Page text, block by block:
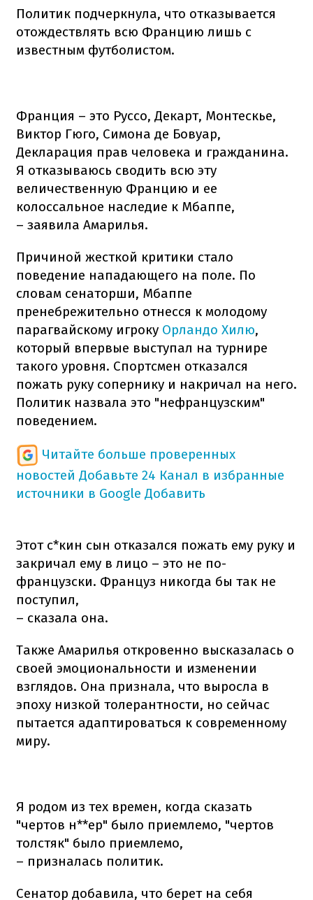
Политик подчеркнула, что отказывается
отождествлять всю Францию лишь с
известным футболистом.
Франция – это Руссо, Декарт, Монтескье,
Виктор Гюго, Симона де Бовуар,
Декларация прав человека и гражданина.
Я отказываюсь сводить всю эту
величественную Францию и ее
колоссальное наследие к Мбаппе,
– заявила Амарилья.
Причиной жесткой критики стало
поведение нападающего на поле. По
словам сенаторши, Мбаппе
пренебрежительно отнесся к молодому
парагвайскому игроку Орландо Хилю,
который впервые выступал на турнире
такого уровня. Спортсмен отказался
пожать руку сопернику и накричал на него.
Политик назвала это "нефранцузским"
поведением.
Читайте больше проверенных
новостей Добавьте 24 Канал в избранные
источники в Google Добавить
Этот с*кин сын отказался пожать ему руку и
закричал ему в лицо – это не по-
французски. Француз никогда бы так не
поступил,
– сказала она.
Также Амарилья откровенно высказалась о
своей эмоциональности и изменении
взглядов. Она признала, что выросла в
эпоху низкой толерантности, но сейчас
пытается адаптироваться к современному
миру.
Я родом из тех времен, когда сказать
"чертов н**ер" было приемлемо, "чертов
толстяк" было приемлемо,
– призналась политик.
Сенатор добавила, что берет на себя